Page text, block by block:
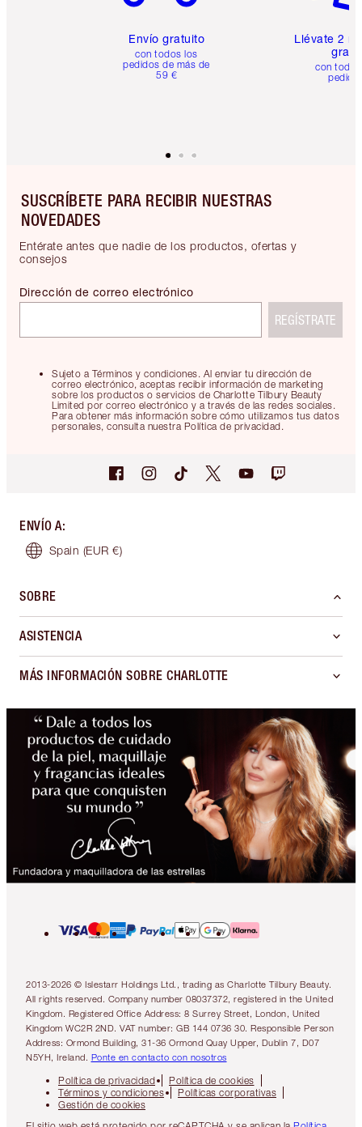
Envío gratuito
con todos los
pedidos de más de
59 €
Llévate 2
gratis
con
SUSCRÍBETE PARA RECIBIR NUESTRAS
NOVEDADES
Entérate antes que nadie de los productos, ofertas y
consejos
Sujeto a Términos y condiciones. Al enviar tu dirección de
correo electrónico, aceptas recibir información de marketing
sobre los productos o servicios de Charlotte Tilbury Beauty
Limited por correo electrónico y a través de las redes sociales.
Para obtener más información sobre cómo utilizamos tus datos
personales, consulta nuestra Política de privacidad.
Dirección de correo electrónico
REGÍSTRATE
ENVÍO A:
Spain (EUR €)
SOBRE
ASISTENCIA
MÁS INFORMACIÓN SOBRE CHARLOTTE
2013-2026 © Islestarr Holdings Ltd., trading as Charlotte Tilbury Beauty.
All rights reserved. Company number 08037372, registered in the United
Kingdom. Registered Office Address: 8 Surrey Street, London, United
Kingdom WC2R 2ND. VAT number: GB 144 0736 30. Responsible Person
Address: Ormond Building, 31-36 Ormond Quay Upper, Dublin 7, D07
N5YH, Ireland. Ponte en contacto con nosotros
Política de privacidad
Política de cookies
Términos y condiciones
Políticas corporativas
Gestión de cookies